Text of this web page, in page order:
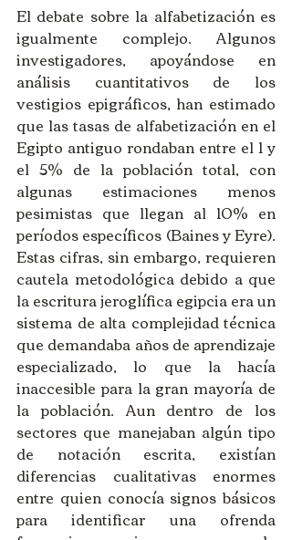
El debate sobre la alfabetización es
igualmente complejo. Algunos
investigadores, apoyándose en
análisis cuantitativos de los
vestigios epigráficos, han estimado
que las tasas de alfabetización en el
Egipto antiguo rondaban entre el 1 y
el 5% de la población total, con
algunas estimaciones menos
pesimistas que llegan al 10% en
períodos específicos (Baines y Eyre).
Estas cifras, sin embargo, requieren
cautela metodológica debido a que
la escritura jeroglífica egipcia era un
sistema de alta complejidad técnica
que demandaba años de aprendizaje
especializado, lo que la hacía
inaccesible para la gran mayoría de
la población. Aun dentro de los
sectores que manejaban algún tipo
de notación escrita, existían
diferencias cualitativas enormes
entre quien conocía signos básicos
para identificar una ofrenda